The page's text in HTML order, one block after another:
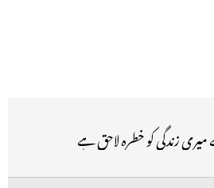
زندگی کو خطرہ لاحق ہے